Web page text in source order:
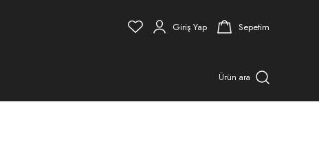
Giriş Yap Sepetim
Ürün ara